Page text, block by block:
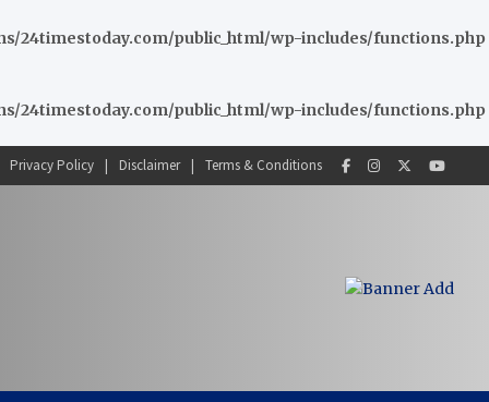
24timestoday.com/public_html/wp-includes/functions.php
24timestoday.com/public_html/wp-includes/functions.php
Privacy Policy Disclaimer Terms & Conditions